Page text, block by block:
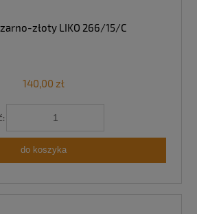
złoty LIKO 266/15/C
140,00 zł
do koszyka